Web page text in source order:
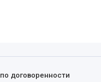
по договоренности